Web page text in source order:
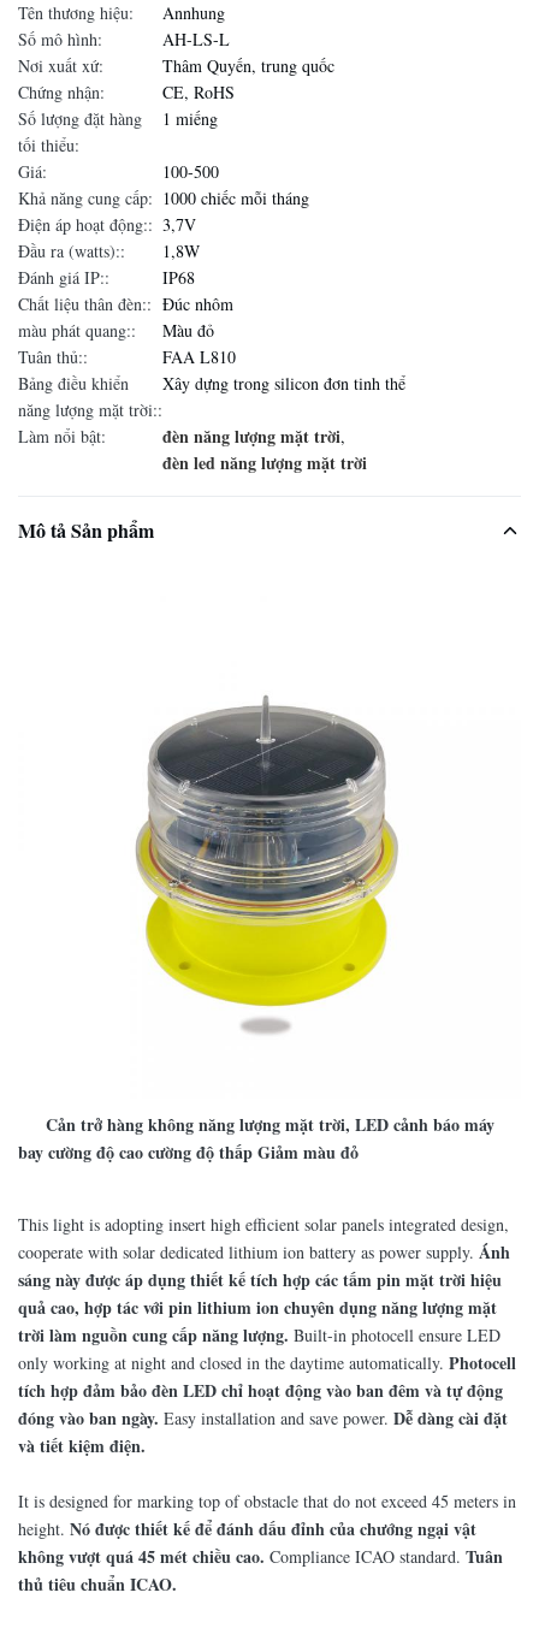
Tên thương hiệu:
Annhung
Số mô hình:
AH-LS-L
Nơi xuất xứ:
Thâm Quyến, trung quốc
Chứng nhận:
CE, RoHS
Số lượng đặt hàng
tối thiểu:
1 miếng
Giá:
100-500
Khả năng cung cấp: 1000 chiếc mỗi tháng
Điện áp hoạt động:: 3,7V
Đầu ra (watts)::
1,8W
Đánh giá IP::
IP68
Chất liệu thân đèn:: Đúc nhôm
màu phát quang::
Màu đỏ
Tuân thủ::
FAA L810
Bảng điều khiển
năng lượng mặt trời::
Xây dựng trong silicon đơn tinh thể
Làm nổi bật: đèn năng lượng mặt trời,
đèn led năng lượng mặt trời
Mô tả Sản phẩm
Cản trở hàng không năng lượng mặt trời, LED cảnh báo máy
bay cường độ cao cường độ thấp Giảm màu đỏ
This light is adopting insert high efficient solar panels integrated design,
cooperate with solar dedicated lithium ion battery as power supply. Ánh
sáng này được áp dụng thiết kế tích hợp các tấm pin mặt trời hiệu
quả cao, hợp tác với pin lithium ion chuyên dụng năng lượng mặt
trời làm nguồn cung cấp năng lượng. Built-in photocell ensure LED
only working at night and closed in the daytime automatically. Photocell
tích hợp đảm bảo đèn LED chỉ hoạt động vào ban đêm và tự động
đóng vào ban ngày. Easy installation and save power. Dễ dàng cài đặt
và tiết kiệm điện.
It is designed for marking top of obstacle that do not exceed 45 meters in
height. Nó được thiết kế để đánh dấu đỉnh của chướng ngại vật
không vượt quá 45 mét chiều cao. Compliance ICAO standard. Tuân
thủ tiêu chuẩn ICAO.